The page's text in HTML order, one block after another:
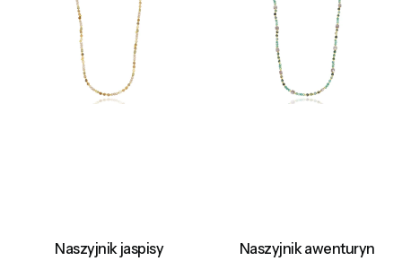
Naszyjnik jaspisy Naszyjnik awenturyn